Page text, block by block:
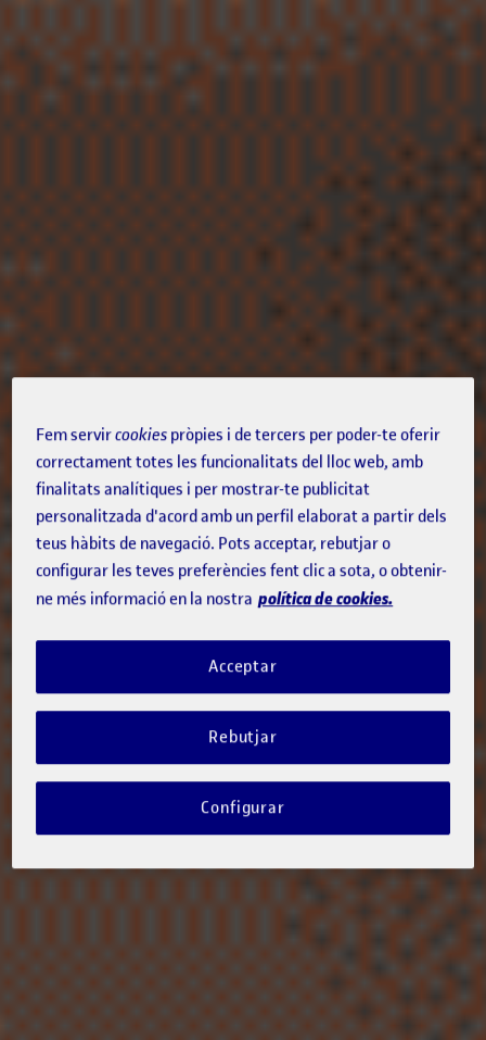
Fem servircookies pròpies i de tercers per poder-te oferir
correctament totes les funcionalitats del lloc web, amb
finalitats analítiques i per mostrar-te publicitat
personalitzada d'acord amb un perfil elaborat a partir dels
teus hàbits de navegació. Pots acceptar, rebutjar o
configurar les teves preferències fent clic a sota, o obtenir-
ne més informació en la nostra política de cookies.
Rebutjar
Acceptar
Configurar